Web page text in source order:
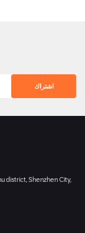
district, Shenzhen City,